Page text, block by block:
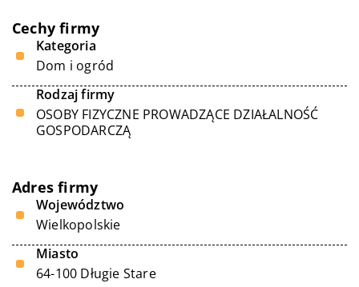
Cechy firmy
Kategoria
Dom i ogród
Rodzaj firmy
OSOBY FIZYCZNE PROWADZĄCE DZIAŁALNOŚĆ
GOSPODARCZĄ
Adres firmy
Województwo
Wielkopolskie
Miasto
64-100 Długie Stare